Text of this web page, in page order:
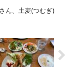
ん、土麦(つむぎ)